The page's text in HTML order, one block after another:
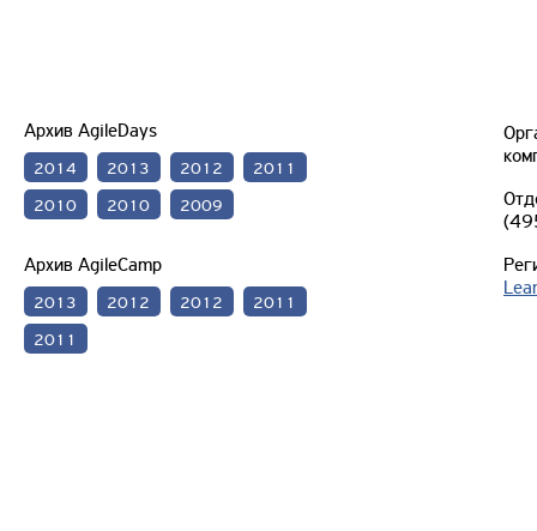
Архив AgileDays
2014 2013 2012
2011
2010
2010 2009
Архив AgileCamp
2013 2012 2012
2011
2011